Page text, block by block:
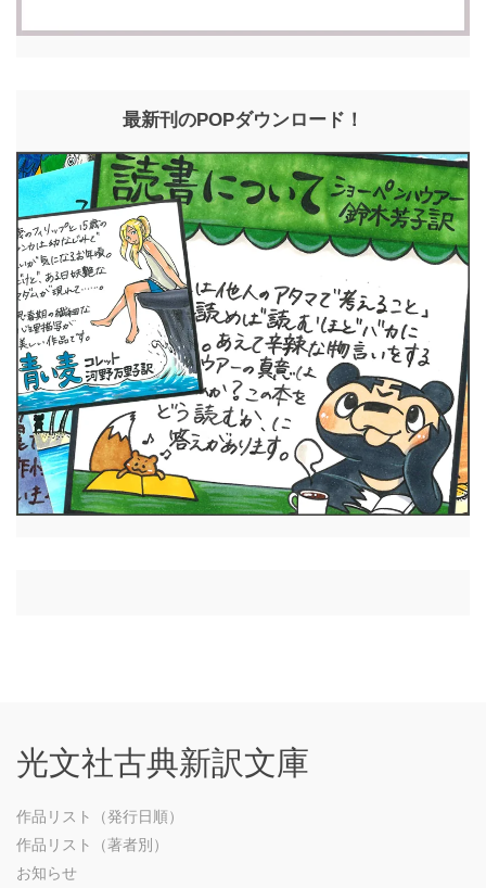
最新刊のPOPダウンロード！
光文社古典新訳文庫
作品リスト（発行日順）
作品リスト（著者別）
お知らせ